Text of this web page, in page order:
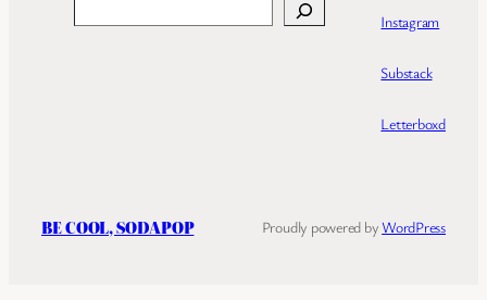
Instagram
Substack
Letterboxd
BE COOL, SODAPOP Proudly powered byWordPress